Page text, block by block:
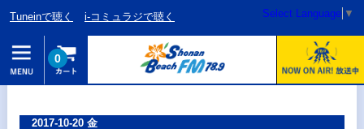
Tuneinで聴く i-コミュラジで聴く Select Language ▼
0
2017-10-20 金